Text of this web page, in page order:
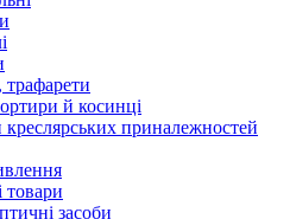
трафарети
й косинці
креслярських приналежностей
товари
засоби